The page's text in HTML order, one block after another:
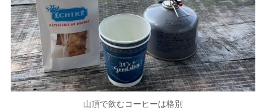
山頂で飲むコーヒーは格別